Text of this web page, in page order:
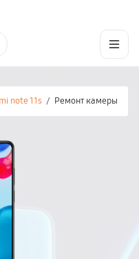
note 11s / Ремонт камеры